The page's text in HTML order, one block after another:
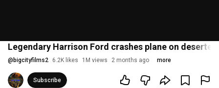
Legendary Harrison Ford crashes plane on
@ bigcityfilms2 6.2K likes 1M views 2 months ago more
Subscribe